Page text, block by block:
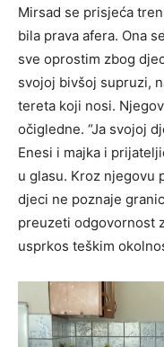
Mirsad se prisjeća
bila prava afera. Ona
sve oprostim zbog
svojoj bivšoj supruzi,
tereta koji nosi.
očigledne. “Ja svojoj
Enesi i majka i
u glasu. Kroz njegovu
djeci ne poznaje
preuzeti odgovornost
usprkos teškim